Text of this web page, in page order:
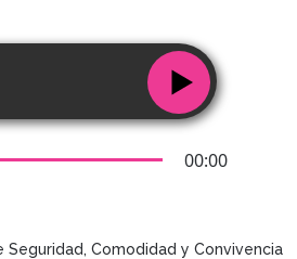
00:00
Seguridad, Comodidad y Convivencia